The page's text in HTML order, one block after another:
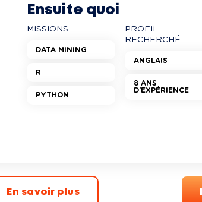
Ensuite quoi
MISSIONS
DATA MINING
R
PYTHON
PROFIL
RECHERCHÉ
ANGLAIS
8 ANS
D'EXPÉRIENCE
En savoir plus